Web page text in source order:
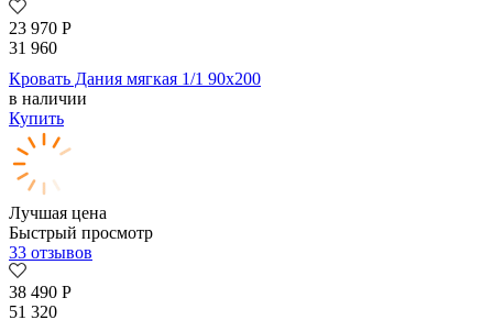
23 970 Р
31 960
Кровать Дания мягкая 1/1 90х200
в наличии
Купить
Лучшая цена
Быстрый просмотр
33 отзывов
38 490 Р
51 320